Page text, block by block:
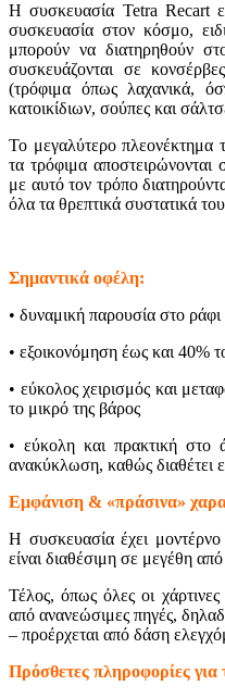
Η συσκευασία Tetra Recart
συσκευασία στον κόσμο,
μπορούν να διατηρηθούν
συσκευάζονται σε
(τρόφιμα όπως λαχανικά,
κατοικίδιων, σούπες και
Το μεγαλύτερο πλεονέκτημα
τα τρόφιμα αποστειρώνονται
με αυτό τον τρόπο
όλα τα θρεπτικά συστατικά
Σημαντικά οφέλη:
• δυναμική παρουσία στο
• εξοικονόμηση έως και 40%
• εύκολος χειρισμός και
το μικρό της βάρος
• εύκολη και πρακτική στο
ανακύκλωση, καθώς διαθέτει
Εμφάνιση & «πράσινα»
Η συσκευασία έχει
είναι διαθέσιμη σε μεγέθη
Τέλος, όπως όλες οι
από ανανεώσιμες πηγές,
– προέρχεται από δάση
Πρόσθετες πληροφορίες